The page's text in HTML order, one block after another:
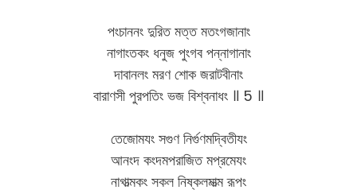
পংচাননং দুরিত মত্ত মতংগজানাং
নাগাংতকং ধনুজ পুংগব পন্নাগানাং
দাবানলং মরণ শোক জরাটবীনাং
বারাণসী পুরপতিং ভজ বিশ্বনাধং ॥ 5 ॥
তেজোমযং সগুণ নির্গুণমদ্বিতীযং
আনংদ কংদমপরাজিত মপ্রমেযং
নাগাত্মকং সকল নিষ্কলমাত্ম রূপং